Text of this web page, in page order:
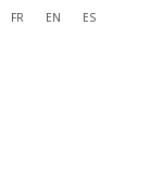
FR EN ES